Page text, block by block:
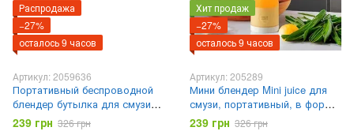
Распродажа
−27%
осталось 9 часов
Артикул: 2059636
Портативный беспроводной
блендер бутылка для смузи
JuicyCup
239 грн 326 грн
Хит продаж
−27%
осталось 9 часов
Артикул: 205289
Мини блендер Mini juice для
смузи, портативный, в форме
бутылки, 300 мл.
239 грн 326 грн